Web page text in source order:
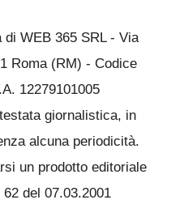
WEB 365 SRL - Via
Roma (RM) - Codice
12279101005
giornalistica, in
alcuna periodicità.
un prodotto editoriale
del 07.03.2001